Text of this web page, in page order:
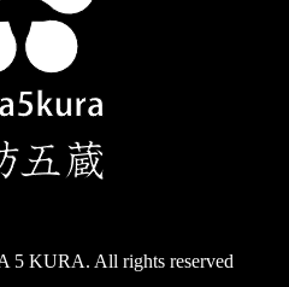
5 KURA. All rights reserved